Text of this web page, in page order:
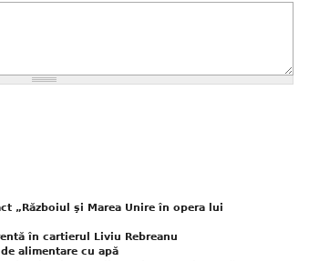
„Războiul şi Marea Unire în opera lui
în cartierul Liviu Rebreanu
alimentare cu apă